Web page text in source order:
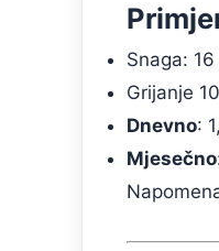
Snaga:
Grijanje
Dnevno:
Mjesečno